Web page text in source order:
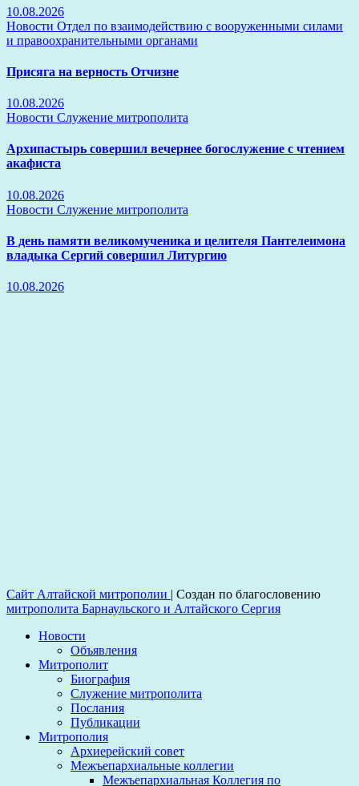
10.08.2026
Новости Отдел по взаимодействию с вооруженными силами
и правоохранительными органами
Присяга на верность Отчизне
10.08.2026
Новости Служение митрополита
Архипастырь совершил вечернее богослужение с чтением
акафиста
10.08.2026
Новости Служение митрополита
В день памяти великомученика и целителя Пантелеимона
владыка Сергий совершил Литургию
10.08.2026
Сайт Алтайской митрополии | Создан по благословению
митрополита Барнаульского и Алтайского Сергия
Новости
Объявления
Митрополит
Биография
Служение митрополита
Послания
Публикации
Митрополия
Архиерейский совет
Межъепархиальные коллегии
Межъепархиальная Коллегия по